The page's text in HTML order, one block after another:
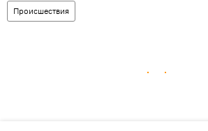
Происшествия